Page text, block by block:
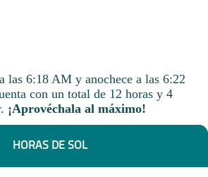
las 6:18 AM y anochece a las 6:22
con un total de 12 horas y 4
¡Aprovéchala al máximo!
HORAS DE SOL